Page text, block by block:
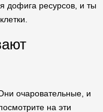
дофига ресурсов, и ты
очаровательные, и
на эти